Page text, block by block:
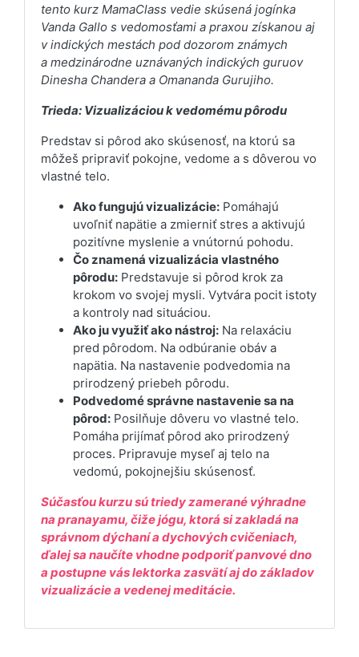
tento kurz MamaClass vedie skúsená jogínka
Vanda Gallo s vedomosťami a praxou získanou aj
v indických mestách pod dozorom známych
a medzinárodne uznávaných indických guruov
Dinesha Chandera a Omananda Gurujiho.
Trieda: Vizualizáciou k vedomému pôrodu
Predstav si pôrod ako skúsenosť, na ktorú sa
môžeš pripraviť pokojne, vedome a s dôverou vo
vlastné telo.
Ako fungujú vizualizácie: Pomáhajú
uvoľniť napätie a zmierniť stres a aktivujú
pozitívne myslenie a vnútornú pohodu.
Čo znamená vizualizácia vlastného
pôrodu: Predstavuje si pôrod krok za
krokom vo svojej mysli. Vytvára pocit istoty
a kontroly nad situáciou.
Ako ju využiť ako nástroj: Na relaxáciu
pred pôrodom. Na odbúranie obáv a
napätia. Na nastavenie podvedomia na
prirodzený priebeh pôrodu.
Podvedomé správne nastavenie sa na
pôrod: Posilňuje dôveru vo vlastné telo.
Pomáha prijímať pôrod ako prirodzený
proces. Pripravuje myseľ aj telo na
vedomú, pokojnejšiu skúsenosť.
Súčasťou kurzu sú triedy zamerané výhradne
na pranayamu, čiže jógu, ktorá si zakladá na
správnom dýchaní a dychových cvičeniach,
ďalej sa naučíte vhodne podporiť panvové dno
a postupne vás lektorka zasvätí aj do základov
vizualizácie a vedenej meditácie.